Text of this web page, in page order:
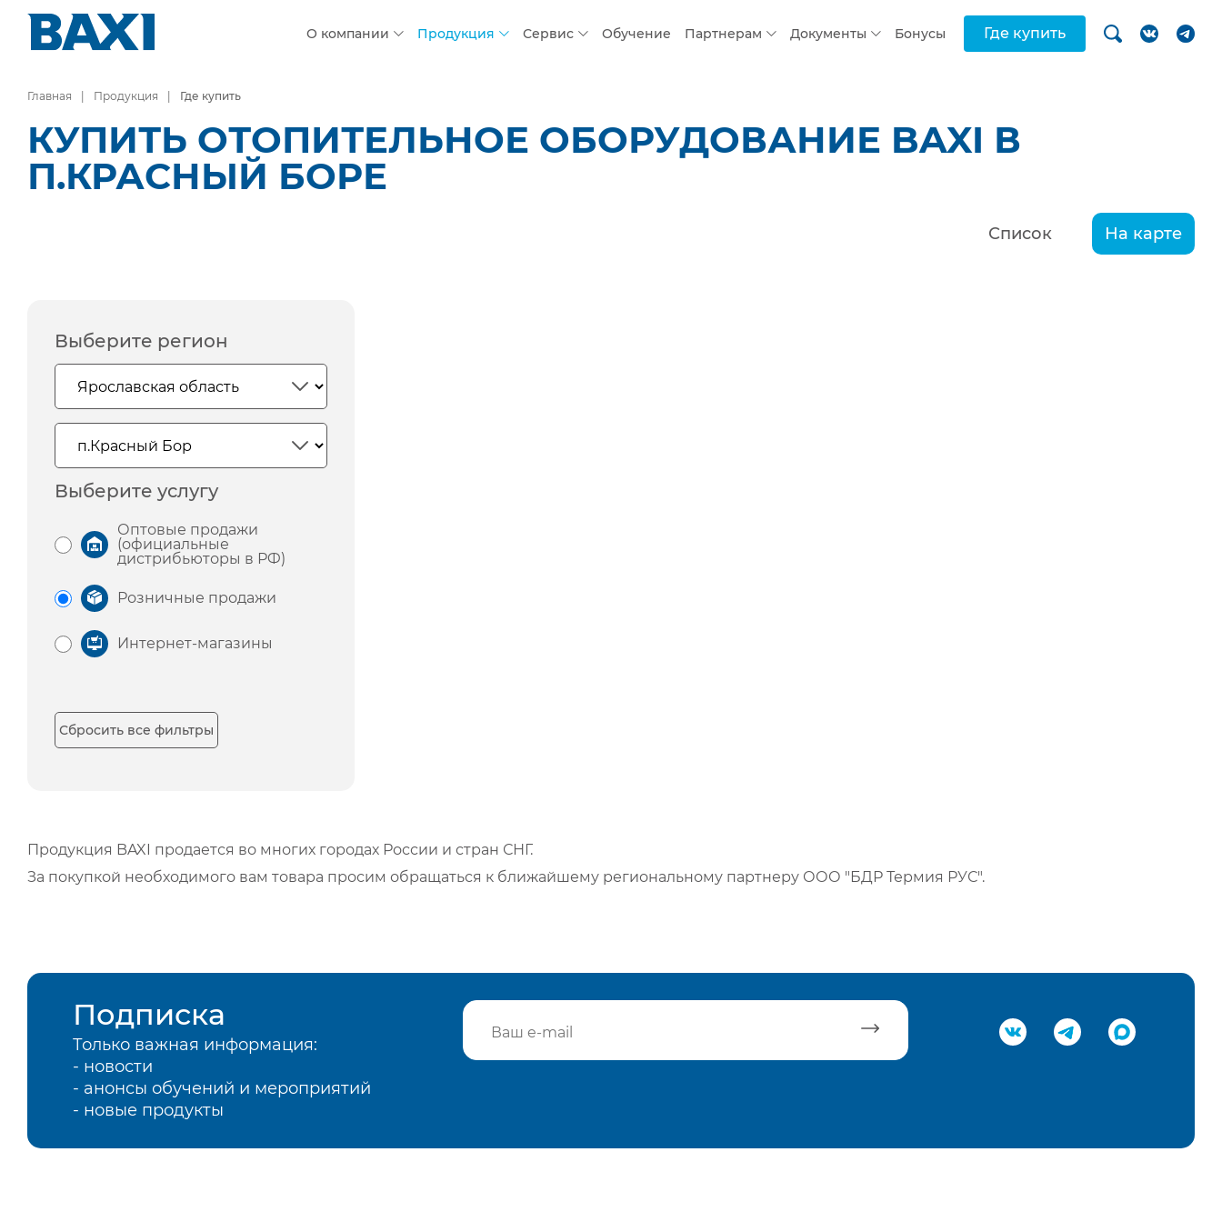
О компании Продукция Сервис Обучение Партнерам Документы Бонусы Где купить
Главная Продукция Где купить
КУПИТЬ ОТОПИТЕЛЬНОЕ ОБОРУДОВАНИЕ BAXI В
П.КРАСНЫЙ БОРЕ
Список На карте
Выберите регион
Выберите услугу
Оптовые продажи
(официальные
дистрибьюторы в РФ)
Розничные продажи
Интернет-магазины
Сбросить все фильтры
Продукция BAXI продается во многих городах России и стран СНГ.
За покупкой необходимого вам товара просим обращаться к ближайшему региональному партнеру ООО "БДР Термия РУС".
Подписка
Только важная информация:
- новости
- анонсы обучений и мероприятий
- новые продукты